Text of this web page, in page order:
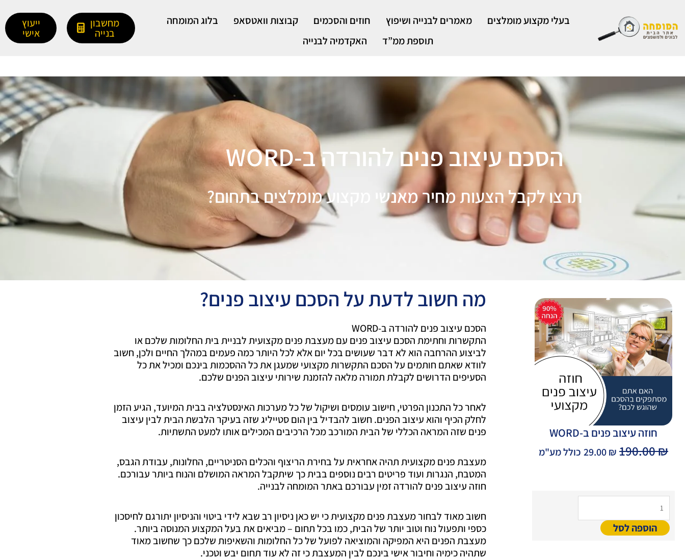
בעלי מקצוע מומלצים מאמרים לבנייה ושיפוץ חוזים והסכמים קבוצות וואטסאפ
בלוג המומחה
תוספת ממ”ד
האקדמיה לבנייה
מחשבון
בנייה
ייעוץ
אישי
הסכם עיצוב פנים להורדה ב-WORD
תרצו לקבל הצעות מחיר מאנשי מקצוע מומלצים בתחום?
חוזה עיצוב פנים ב-WORD
190.00₪ המחיר
29.00₪ המחיר
כולל מע"מ
של
חוזה
עיצוב
הוספה לסל
מה חשוב לדעת על הסכם עיצוב פנים?
הסכם עיצוב פנים להורדה ב-WORD
התקשרות וחתימת הסכם עיצוב פנים עם מעצבת פנים מקצועית לבניית בית החלומות שלכם או
לביצוע ההרחבה הוא לא דבר שעושים בכל יום אלא לכל היותר כמה פעמים במהלך החיים ולכן, חשוב
לוודא שאתם חותמים על הסכם התקשרות מקצועי שמעגן את כל ההסכמות בינכם ומכיל את כל
הסעיפים הדרושים לקבלת תמורה מלאה להזמנת שירותי עיצוב הפנים שלכם.
לאחר כל התכנון הפרטי, חישוב עומסים ושיקול של כל מערכות האינסטלציה בבית המיועד, הגיע הזמן
לחלק הכיף והוא עיצוב הפנים. חשוב להבדיל בין הום סטייליג שזה בעיקר הלבשת הבית לבין עיצוב
פנים שזה המראה הכללי של הבית המורכב מכל הרכיבים המכילים אותו למעט התשתיות.
מעצבת פנים מקצועית תהיה אחראית על בחירת הריצוף והכלים הסניטריים, החלונות, עבודת הגבס,
המטבח, הנגרות ועוד פריטים רבים נוספים בבית כך שיתקבל המראה המושלם והנוח ביותר עבורכם.
חוזה עיצוב פנים להורדה זמין עבורכם באתר המומחה לבנייה.
חשוב מאוד לבחור מעצבת פנים מקצועית כי יש כאן ניסיון רב שבא לידי ביטוי והניסיון יתורגם לחיסכון
כספי ותפעול נוח וטוב יותר של הבית, כמו בכל תחום – מביאים את בעל המקצוע המנוסה ביותר.
מעצבת הפנים היא המפיקה והמוציאה לפועל של כל החלומות והשאיפות שלכם כך שחשוב מאוד
שתהיה כימיה וחיבור אישי בינכם לבין המעצבת כי זה לא עוד תחום יבש וטכני.